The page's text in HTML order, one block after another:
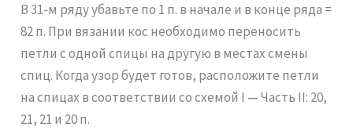
В 31-м ряду убавьте по 1 п. в начале и в конце ряда =
82 п. При вязании кос необходимо переносить
петли с одной спицы на другую в местах смены
спиц. Когда узор будет готов, расположите петли
на спицах в соответствии со схемой I — Часть II: 20,
21, 21 и 20 п.